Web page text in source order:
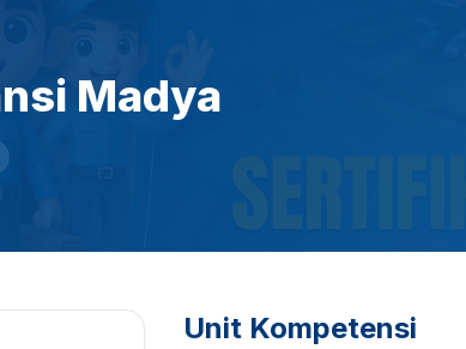
Madya
Unit Kompetensi